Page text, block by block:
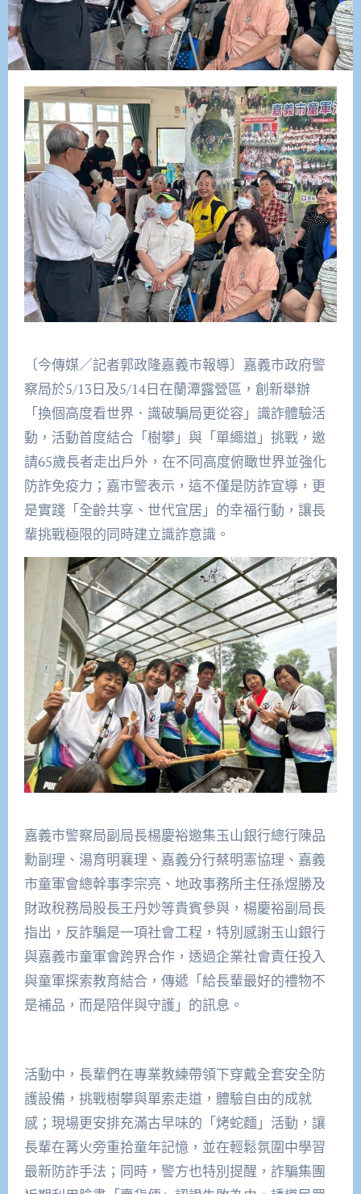
〔今傳媒／記者郭政隆嘉義市報導〕嘉義市政府警
察局於5/13日及5/14日在蘭潭露營區，創新舉辦
「換個高度看世界．識破騙局更從容」識詐體驗活
動，活動首度結合「樹攀」與「單繩道」挑戰，邀
請65歲長者走出戶外，在不同高度俯瞰世界並強化
防詐免疫力；嘉市警表示，這不僅是防詐宣導，更
是實踐「全齡共享、世代宜居」的幸福行動，讓長
輩挑戰極限的同時建立識詐意識。
嘉義市警察局副局長楊慶裕邀集玉山銀行總行陳品
勳副理、湯育明襄理、嘉義分行蔡明憲協理、嘉義
市童軍會總幹事李宗亮、地政事務所主任孫煜勝及
財政稅務局股長王丹妙等貴賓參與，楊慶裕副局長
指出，反詐騙是一項社會工程，特別感謝玉山銀行
與嘉義市童軍會跨界合作，透過企業社會責任投入
與童軍探索教育結合，傳遞「給長輩最好的禮物不
是補品，而是陪伴與守護」的訊息。
活動中，長輩們在專業教練帶領下穿戴全套安全防
護設備，挑戰樹攀與單索走道，體驗自由的成就
感；現場更安排充滿古早味的「烤蛇麵」活動，讓
長輩在篝火旁重拾童年記憶，並在輕鬆氛圍中學習
最新防詐手法；同時，警方也特別提醒，詐騙集團